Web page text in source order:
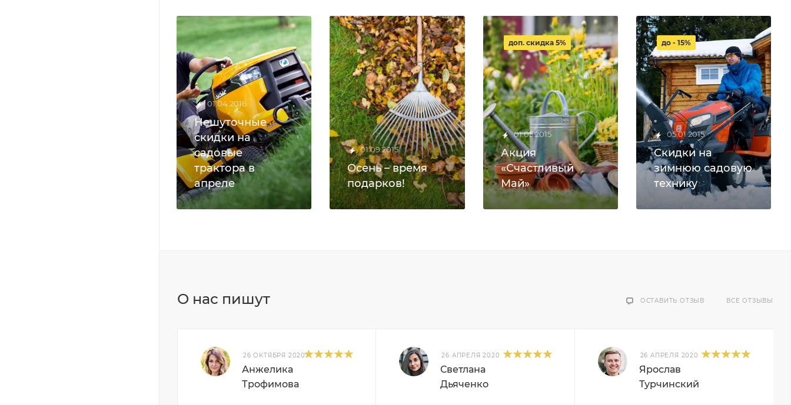
01.04.2016
Нешуточные
скидки на
садовые
трактора в
апреле
01.09.2015
Осень – время
подарков!
01.05.2015
Акция
«Счастливый
Май»
доп. скидка 5%
05.01.2015
Скидки на
зимнюю садовую
технику
до - 15%
О нас пишут ВСЕ ОТЗЫВЫ
ОСТАВИТЬ ОТЗЫВ
26 ОКТЯБРЯ 2020
Анжелика
Трофимова
26 АПРЕЛЯ 2020
Светлана
Дьяченко
26 АПРЕЛЯ 2020
Ярослав
Турчинский